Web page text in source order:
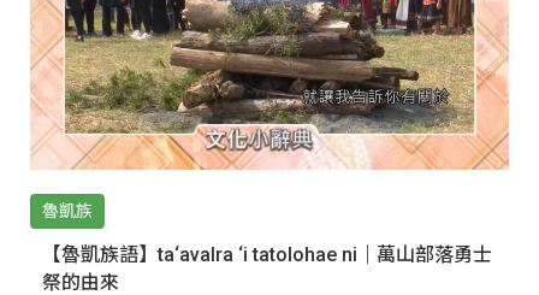
魯凱族
【魯凱族語】ta‘avalra ‘i tatolohae ni｜萬山部落勇士
祭的由來